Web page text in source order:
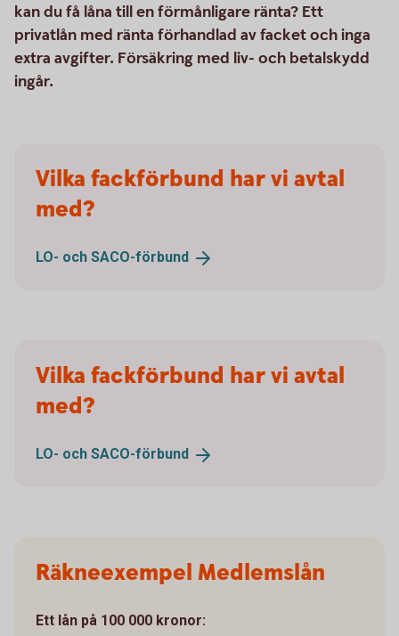
kan du få låna till en förmånligare ränta? Ett
privatlån med ränta förhandlad av facket och inga
extra avgifter. Försäkring med liv- och betalskydd
ingår.
Vilka fackförbund har vi avtal
med?
LO- och SACO-förbund
Vilka fackförbund har vi avtal
med?
LO- och SACO-förbund
Räkneexempel Medlemslån
Ett lån på 100 000 kronor: